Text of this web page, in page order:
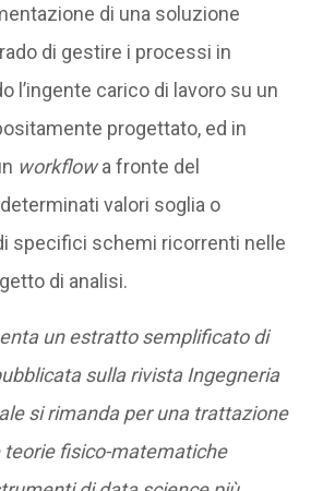
di una soluzione
di gestire i processi in
l’ingente carico di lavoro su un
progettato, ed in
workflowa fronte del
valori soglia o
specifici schemi ricorrenti nelle
di analisi.
un estratto semplificato di
sulla rivista Ingegneria
si rimanda per una trattazione
teorie fisico-matematiche